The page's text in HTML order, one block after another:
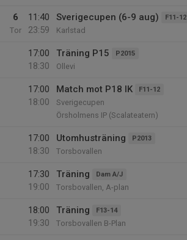
6
Tor
11:40
23:59
Sverigecupen (6-9 aug) F11-12
Karlstad
17:00
18:30
Träning P15 P2015
Ollevi
17:00
18:00
Match mot P18 IK F11-12
Sverigecupen
Örsholmens IP (Scalateatern)
17:00
18:30
Utomhusträning P2013
Torsbovallen
17:30
19:00
Träning Dam A/J
Torsbovallen, A-plan
18:00
19:30
Träning F13-14
Torsbovallen B-Plan